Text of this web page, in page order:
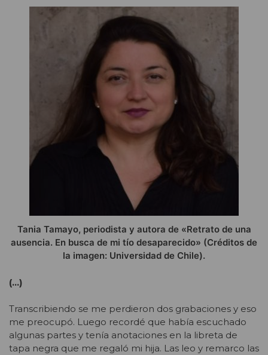
Tania Tamayo, periodista y autora de «Retrato de una
ausencia. En busca de mi tío desaparecido» (Créditos de
la imagen: Universidad de Chile).
(…)
Transcribiendo se me perdieron dos grabaciones y eso
me preocupó. Luego recordé que había escuchado
algunas partes y tenía anotaciones en la libreta de
tapa negra que me regaló mi hija. Las leo y remarco las